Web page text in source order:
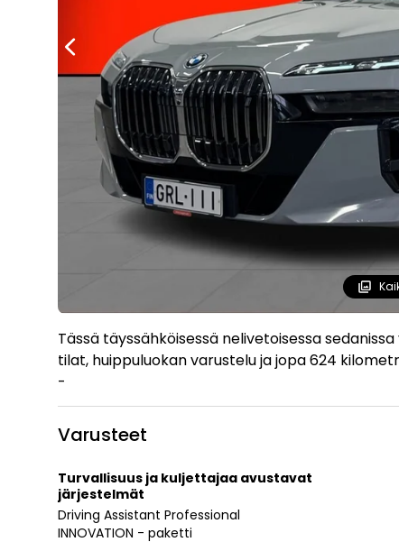
Tässä täyssähköisessä nelivetoisessa
tilat, huippuluokan varustelu ja jopa 624
-
Varusteet
Turvallisuus ja kuljettajaa avustavat
järjestelmät
Driving Assistant Professional
INNOVATION - paketti